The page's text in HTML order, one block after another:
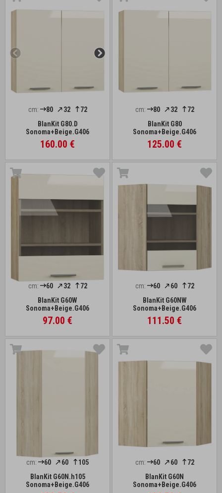
cm: 80 32
72
BlanKit G80.D
Sonoma+Beige.G406
160.00 €
cm: 80 32
72
BlanKit G80
Sonoma+Beige.G406
125.00 €
cm: 60 32
72
BlanKit G60W
Sonoma+Beige.G406
97.00 €
cm: 60 60
72
BlanKit G60NW
Sonoma+Beige.G406
111.50 €
cm: 60 60
105
BlanKit G60N.h105
Sonoma+Beige.G406
cm: 60 60
72
BlanKit G60N
Sonoma+Beige.G406